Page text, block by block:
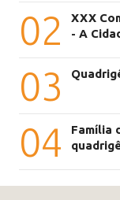
02
XXX
- A
03
04
Família